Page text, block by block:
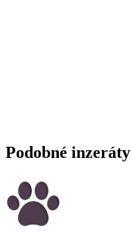
Podobné inzeráty